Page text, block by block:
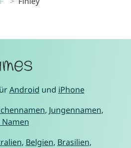
Android und iPhone
, Jungennamen,
Namen
, Belgien, Brasilien,